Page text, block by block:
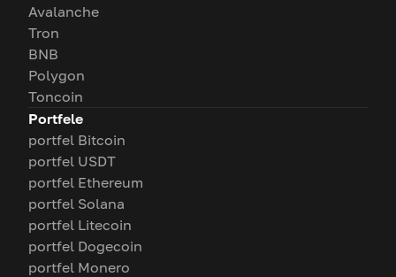
Avalanche
Tron
BNB
Polygon
Toncoin
Portfele
portfel Bitcoin
portfel USDT
portfel Ethereum
portfel Solana
portfel Litecoin
portfel Dogecoin
portfel Monero